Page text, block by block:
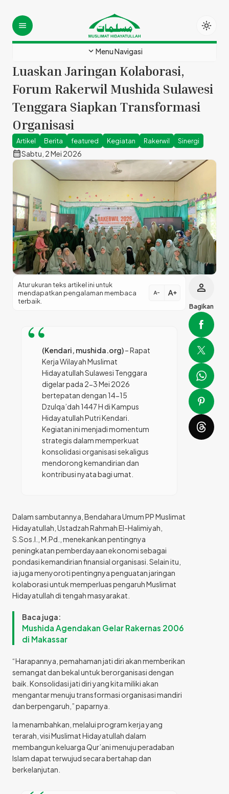
menu light_mode
expand_more Menu Navigasi
Luaskan Jaringan Kolaborasi,
Forum Rakerwil Mushida Sulawesi
Tenggara Siapkan Transformasi
Organisasi
Artikel Berita featured Kegiatan Rakerwil Sinergi
calendar_monthSabtu, 2 Mei 2026
Atur ukuran teks artikel ini untuk
mendapatkan pengalaman membaca
terbaik.
text_decrease text_increase
(Kendari, mushida.org)– Rapat
Kerja Wilayah Muslimat
Hidayatullah Sulawesi Tenggara
digelar pada 2-3 Mei 2026
bertepatan dengan 14-15
Dzulqa’dah 1447 H di Kampus
Hidayatullah Putri Kendari.
Kegiatan ini menjadi momentum
strategis dalam memperkuat
konsolidasi organisasi sekaligus
mendorong kemandirian dan
kontribusi nyata bagi umat.
Dalam sambutannya, Bendahara Umum PP Muslimat
Hidayatullah, Ustadzah Rahmah El-Halimiyah,
S.Sos.I., M.Pd., menekankan pentingnya
peningkatan pemberdayaan ekonomi sebagai
pondasi kemandirian finansial organisasi. Selain itu,
ia juga menyoroti pentingnya penguatan jaringan
kolaborasi untuk memperluas pengaruh Muslimat
Hidayatullah di tengah masyarakat.
Baca juga:
Mushida Agendakan Gelar Rakernas 2006
di Makassar
“Harapannya, pemahaman jati diri akan memberikan
semangat dan bekal untuk berorganisasi dengan
baik. Konsolidasi jati diri yang kita miliki akan
mengantar menuju transformasi organisasi mandiri
dan berpengaruh,” paparnya.
Ia menambahkan, melalui program kerja yang
terarah, visi Muslimat Hidayatullah dalam
membangun keluarga Qur’ani menuju peradaban
Islam dapat terwujud secara bertahap dan
berkelanjutan.
person
Bagikan